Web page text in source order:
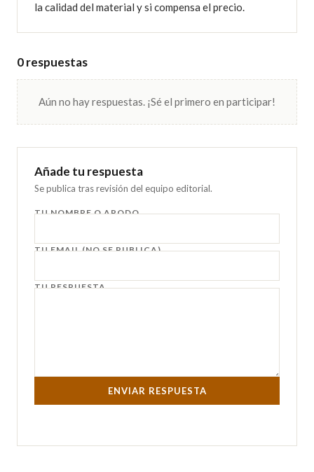
la calidad del material y si compensa el precio.
0 respuestas
Aún no hay respuestas. ¡Sé el primero en participar!
Añade tu respuesta
Se publica tras revisión del equipo editorial.
TU NOMBRE O APODO
TU EMAIL (NO SE PUBLICA)
TU RESPUESTA
ENVIAR RESPUESTA